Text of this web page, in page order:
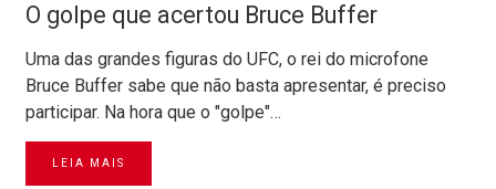
O golpe que acertou Bruce Buffer
Uma das grandes figuras do UFC, o rei do microfone
Bruce Buffer sabe que não basta apresentar, é preciso
participar. Na hora que o "golpe"…
LEIA MAIS